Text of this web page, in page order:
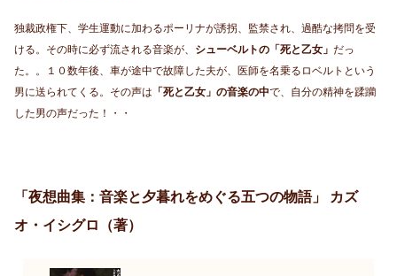
独裁政権下、学生運動に加わるポーリナが誘拐、監禁され、過酷な拷問を受
ける。その時に必ず流される音楽が、 シューベルトの「死と乙女」 だっ
た。。１０数年後、車が途中で故障した夫が、医師を名乗るロベルトという
男に送られてくる。その声は 「死と乙女」の音楽の中で、自分の精神を蹂躪
した男の声だった！・・
「夜想曲集：音楽と夕暮れをめぐる五つの物語」 カズ
オ・イシグロ（著）